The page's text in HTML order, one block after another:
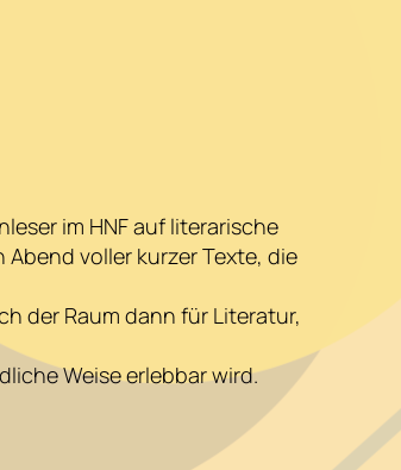
im HNF auf literarische
voller kurzer Texte, die
der Raum dann für Literatur,
Weise erlebbar wird.